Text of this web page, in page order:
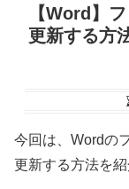
【Word】
更新する方
今回は、Wordの
更新する方法を紹